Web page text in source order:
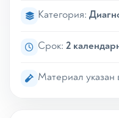
Категория:
Срок: 2
Материал указан